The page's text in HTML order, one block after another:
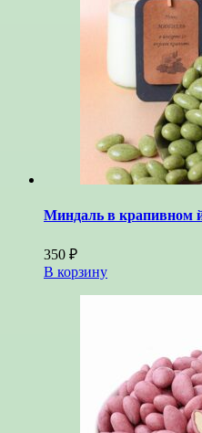
Миндаль в крапивном
350 ₽
В корзину